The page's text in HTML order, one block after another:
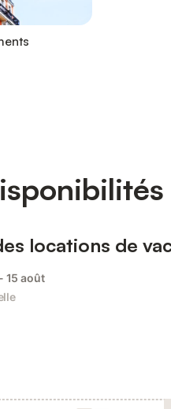
locations de
15 août